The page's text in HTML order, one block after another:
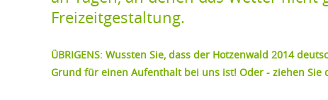
Freizeitgestaltung.
ÜBRIGENS: Wussten Sie, dass der Hotzenwald 2014
Grund für einen Aufenthalt bei uns ist! Oder - ziehen Sie